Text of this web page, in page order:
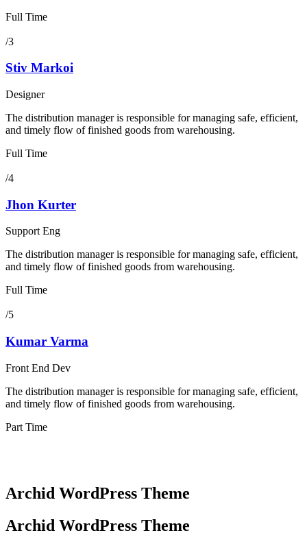
Full Time
/3
Stiv Markoi
Designer
The distribution manager is responsible for managing safe, efficient,
and timely flow of finished goods from warehousing.
Full Time
/4
Jhon Kurter
Support Eng
The distribution manager is responsible for managing safe, efficient,
and timely flow of finished goods from warehousing.
Full Time
/5
Kumar Varma
Front End Dev
The distribution manager is responsible for managing safe, efficient,
and timely flow of finished goods from warehousing.
Part Time
Archid WordPress Theme
Archid WordPress Theme